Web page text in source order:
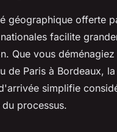
géographique offerte
facilite
Que vous déménagiez
de Paris à Bordeaux,
simplifie
processus.